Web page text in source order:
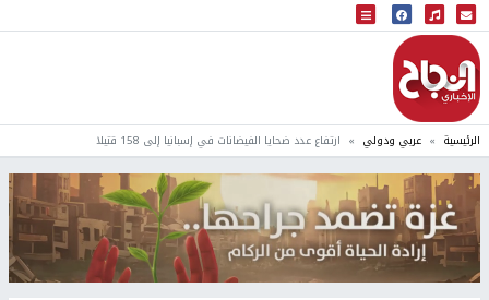
البث المباشر
إذاعة النجاح
الرئيسية عربي ودولي ارتفاع عدد ضحايا الفيضانات في إسبانيا إلى 158 قتيلا